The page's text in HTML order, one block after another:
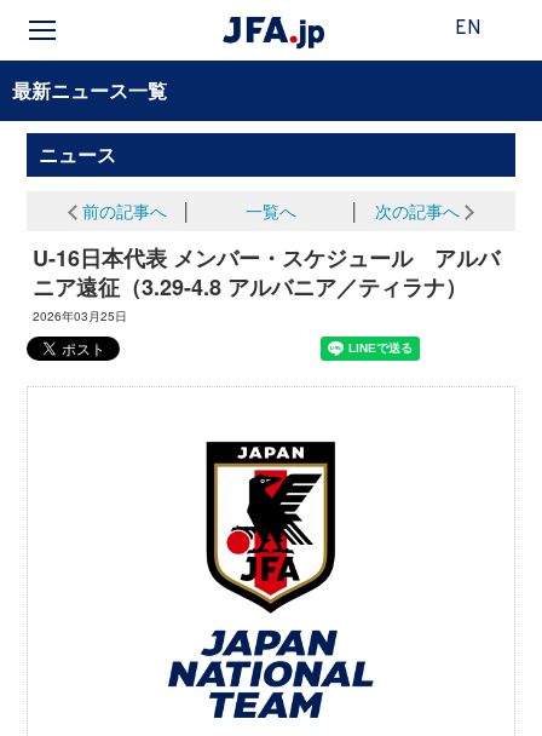
EN
最新ニュース一覧
ニュース
前の記事へ 一覧へ 次の記事へ
U-16日本代表 メンバー・スケジュール アルバ
ニア遠征（3.29-4.8 アルバニア／ティラナ）
2026年03月25日